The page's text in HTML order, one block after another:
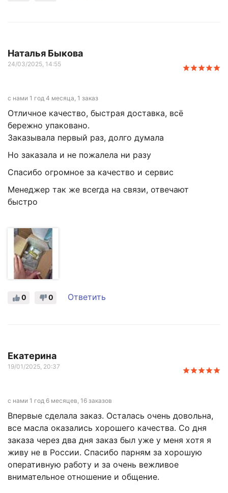
Наталья Быкова
24/03/2025, 14:55
с нами 1 год 4 месяца, 1 заказ
Отличное качество, быстрая доставка, всё
бережно упаковано.
Заказывала первый раз, долго думала
Но заказала и не пожалела ни разу
Спасибо огромное за качество и сервис
Менеджер так же всегда на связи, отвечают
быстро
0
0 Ответить
Екатерина
19/01/2025, 20:37
с нами 1 год 6 месяцев, 16 заказов
Впервые сделала заказ. Осталась очень довольна,
все масла оказались хорошего качества. Со дня
заказа через два дня заказ был уже у меня хотя я
живу не в России. Спасибо парням за хорошую
оперативную работу и за очень вежливое
внимательное отношение и общение.